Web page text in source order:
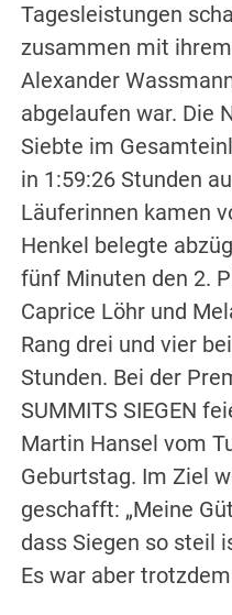
Tagesleistungen
zusammen mit
Alexander
abgelaufen war. Die
Siebte im
in 1:59:26 Stunden
Läuferinnen kamen
Henkel belegte
fünf Minuten den 2.
Caprice Löhr und
Rang drei und vier
Stunden. Bei der
SUMMITS SIEGEN
Martin Hansel vom
Geburtstag. Im Ziel
geschafft: „Meine
dass Siegen so steil
Es war aber